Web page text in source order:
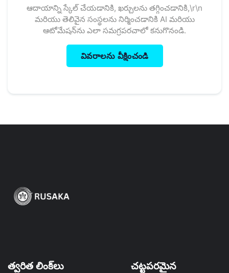
ఆదాయాన్ని స్కేల్ చేయడానికి, ఖర్చులను తగ్గించడానికి,\r\n
మరియు తెలివైన సంస్థలను నిర్మించడానికి AI మరియు
ఆటోమేషన్‌ను ఎలా సమగ్రపరచాలో కనుగొనండి.
వివరాలను వీక్షించండి
త్వరిత లింక్‌లు చట్టపరమైన